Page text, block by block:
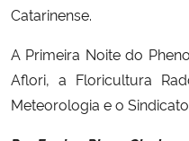
Catarinense.
A Primeira Noite do
Aflori, a Floricultura
Meteorologia e o